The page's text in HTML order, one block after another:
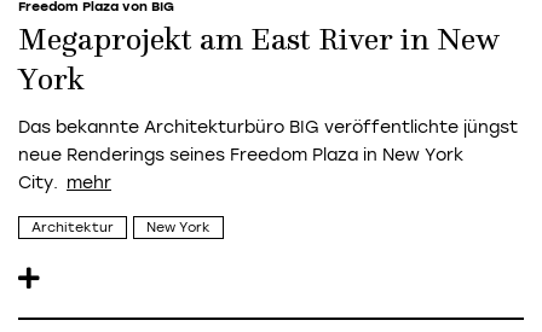
Freedom Plaza von BIG
Megaprojekt am East River in New
York
Das bekannte Architekturbüro BIG veröffentlichte jüngst
neue Renderings seines Freedom Plaza in New York
City.
Architektur New York